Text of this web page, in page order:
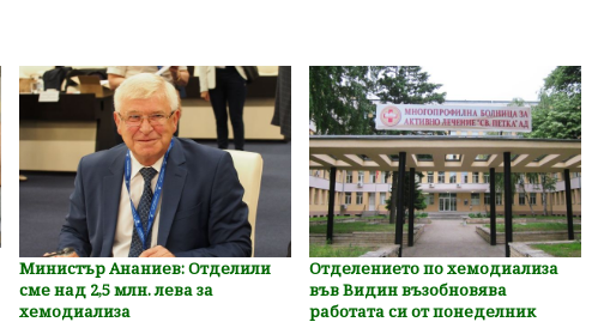
Министър Ананиев: Отделили
сме над 2,5 млн. лева за
хемодиализа
Отделението по хемодиализа
във Видин възобновява
работата си от понеделник